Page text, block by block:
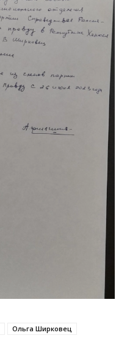
Ольга Ширковец